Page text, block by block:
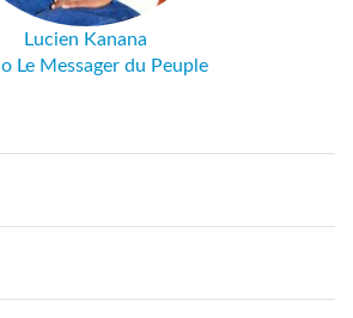
Lucien Kanana
Le Messager du Peuple